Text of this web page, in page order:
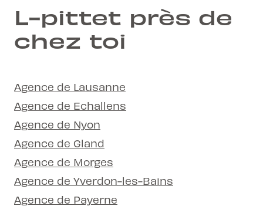
L-pittet près de
chez toi
Agence de Lausanne
Agence de Echallens
Agence de Nyon
Agence de Gland
Agence de Morges
Agence de Yverdon-les-Bains
Agence de Payerne